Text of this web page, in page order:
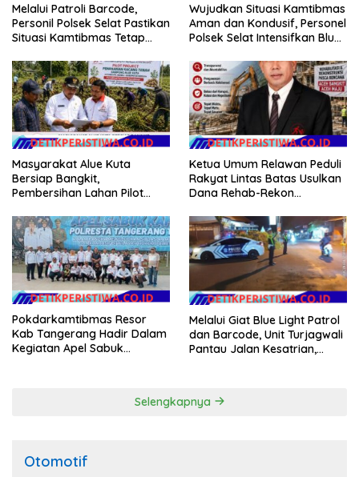
Melalui Patroli Barcode,
Personil Polsek Selat Pastikan
Situasi Kamtibmas Tetap
Wujudkan Situasi Kamtibmas
Aman dan Kondusif, Personel
Polsek Selat Intensifkan Blue
Duda
Masyarakat Alue Kuta
Bersiap Bangkit,
Pembersihan Lahan Pilot
Tanah Dimulai Sabtu
Ketua Umum Relawan Peduli
Rakyat Lintas Batas Usulkan
Dana Rehab-Rekon
Dikelola Langsung
Pemerintah Pusat
Pokdarkamtibmas Resor
Kab Tangerang Hadir Dalam
Kegiatan Apel Sabuk
Melalui Giat Blue Light Patrol
dan Barcode, Unit Turjagwali
Pantau Jalan Kesatrian,
Selengkapnya
Otomotif